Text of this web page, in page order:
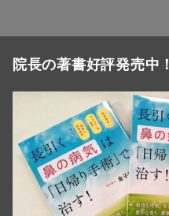
院長の著書好評発売中！